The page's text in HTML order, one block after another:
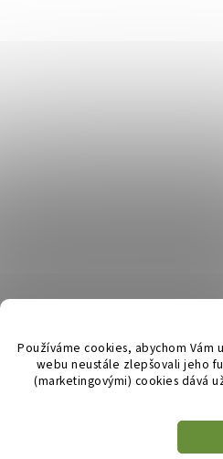
Používáme cookies, abychom
webu neustále zlepšovali jeho
(marketingovými) cookies dává